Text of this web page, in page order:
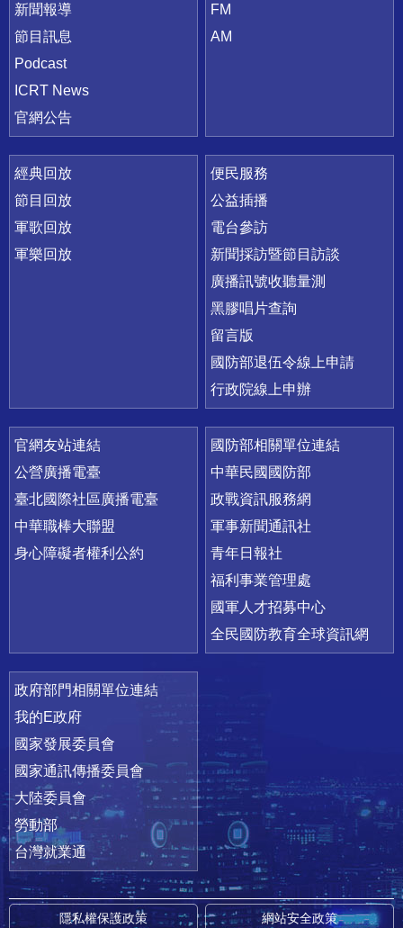
新聞報導
節目訊息
Podcast
ICRT News
官網公告
FM
AM
經典回放
節目回放
軍歌回放
軍樂回放
便民服務
公益插播
電台參訪
新聞採訪暨節目訪談
廣播訊號收聽量測
黑膠唱片查詢
留言版
國防部退伍令線上申請
行政院線上申辦
官網友站連結
公營廣播電臺
臺北國際社區廣播電臺
中華職棒大聯盟
身心障礙者權利公約
國防部相關單位連結
中華民國國防部
政戰資訊服務網
軍事新聞通訊社
青年日報社
福利事業管理處
國軍人才招募中心
全民國防教育全球資訊網
政府部門相關單位連結
我的E政府
國家發展委員會
國家通訊傳播委員會
大陸委員會
勞動部
台灣就業通
隱私權保護政策 網站安全政策